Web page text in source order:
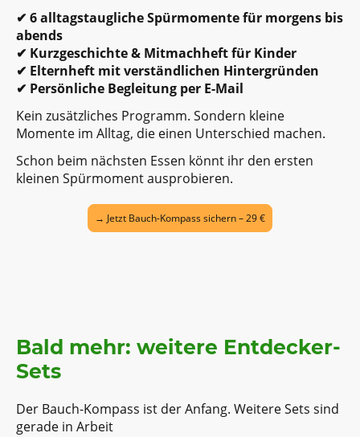
✔ 6 alltagstaugliche Spürmomente für morgens bis
abends
✔ Kurzgeschichte & Mitmachheft für Kinder
✔ Elternheft mit verständlichen Hintergründen
✔ Persönliche Begleitung per E-Mail
Kein zusätzliches Programm. Sondern kleine
Momente im Alltag, die einen Unterschied machen.
Schon beim nächsten Essen könnt ihr den ersten
kleinen Spürmoment ausprobieren.
→ Jetzt Bauch-Kompass sichern – 29 €
Bald mehr: weitere Entdecker-
Sets
Der Bauch-Kompass ist der Anfang. Weitere Sets sind
gerade in Arbeit